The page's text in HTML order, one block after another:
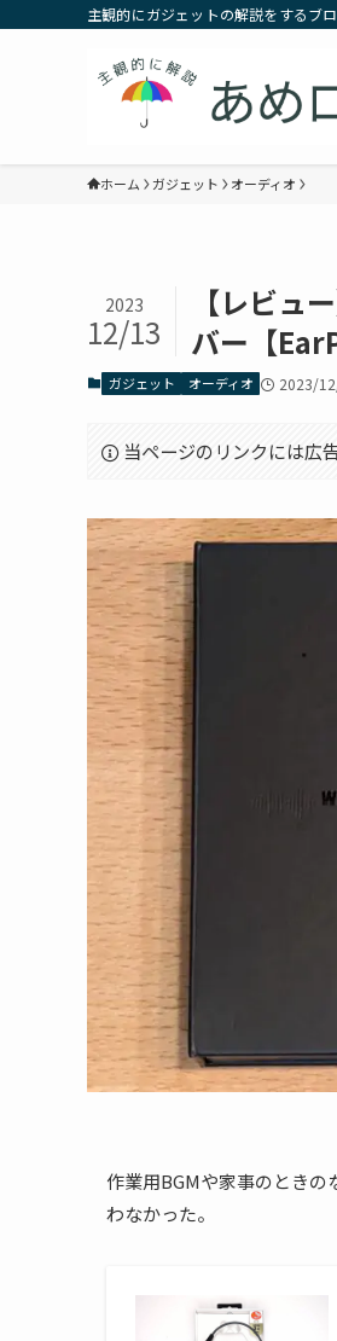
主観的にガジェットの解説をするブ
ホーム ガジェット オーディオ
【レビ
バー【
2023
12/13
ガジェット オーディオ 2023/
当ページのリンクには広
作業用BGMや家事のとき
わなかった。